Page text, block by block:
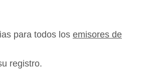
para todos los emisores de
registro.